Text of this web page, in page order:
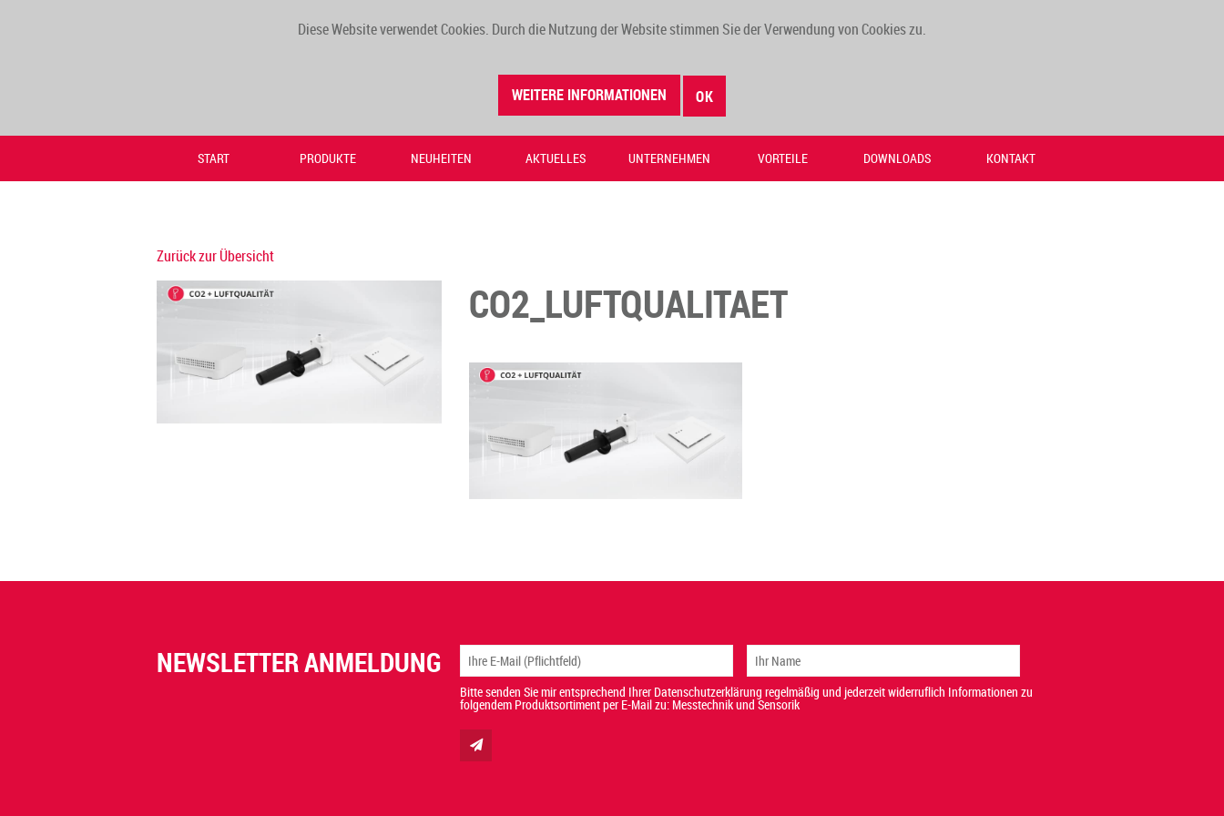
Diese Website verwendet Cookies. Durch die Nutzung der Website stimmen Sie der Verwendung von Cookies zu.
WEITERE INFORMATIONEN OK
START PRODUKTE NEUHEITEN AKTUELLES UNTERNEHMEN VORTEILE DOWNLOADS KONTAKT
Zurück zur Übersicht
CO2_LUFTQUALITAET
NEWSLETTER ANMELDUNG
Bitte senden Sie mir entsprechend Ihrer Datenschutzerklärung regelmäßig und jederzeit widerruflich Informationen zu
folgendem Produktsortiment per E-Mail zu: Messtechnik und Sensorik